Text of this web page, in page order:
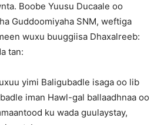
Boobe Yuusu Ducaale oo
Guddoomiyaha SNM, weftiga
wuxu buuggiisa Dhaxalreeb:
tan:
yimi Baligubadle isaga oo lib
iman Hawl-gal ballaadhnaa oo
ku wada guulaystay,